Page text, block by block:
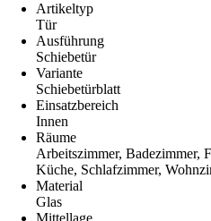
Artikeltyp
Tür
Ausführung
Schiebetür
Variante
Schiebetürblatt
Einsatzbereich
Innen
Räume
Arbeitszimmer, Badezimmer,
Küche, Schlafzimmer,
Material
Glas
Mittellage